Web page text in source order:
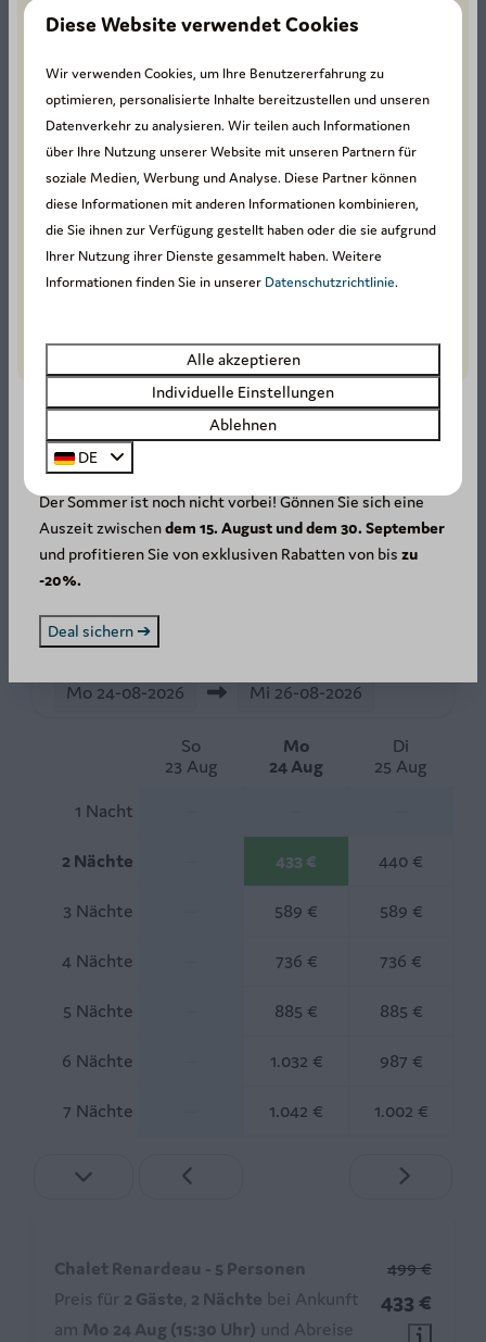
1180 Bewertungen
8,4
Unsere Gäste bewerten
die Unterkunft mit einem
Durchschnitt von8,4.
Stay in the Ardennes
Secure online payment
Easy and fast online booking
Verfügbarkeit und Preis
2 Gäste
Mo 24-08-2026 Mi 26-08-2026
So
23 Aug
Mo
24 Aug
Di
25 Aug
1 Nacht
2 Nächte 433 € 440 €
3 Nächte 589 € 589 €
4 Nächte 736 € 736 €
5 Nächte 885 € 885 €
6 Nächte 1.032 € 987 €
7 Nächte 1.042 € 1.002 €
499 €
433 €
Chalet Renardeau - 5 Personen
Preis für 2 Gäste, 2 Nächte bei Ankunft
am Mo 24 Aug (15:30 Uhr) und Abreise
SUMMER DEAL: -20%! ☀️
Der Sommer ist noch nicht vorbei! Gönnen Sie sich eine
Auszeit zwischendem 15. August und dem 30. September
und profitieren Sie von exklusiven Rabatten von bis zu
-20%.
Deal sichern ➔
Diese Website verwendet Cookies
Wir verwenden Cookies, um Ihre Benutzererfahrung zu
optimieren, personalisierte Inhalte bereitzustellen und unseren
Datenverkehr zu analysieren. Wir teilen auch Informationen
über Ihre Nutzung unserer Website mit unseren Partnern für
soziale Medien, Werbung und Analyse. Diese Partner können
diese Informationen mit anderen Informationen kombinieren,
die Sie ihnen zur Verfügung gestellt haben oder die sie aufgrund
Ihrer Nutzung ihrer Dienste gesammelt haben. Weitere
Informationen finden Sie in unserer Datenschutzrichtlinie.
Alle akzeptieren
Individuelle Einstellungen
Ablehnen
DE